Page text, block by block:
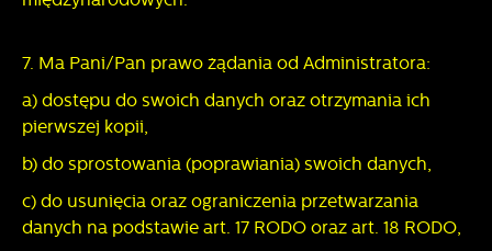
7. Ma Pani/Pan prawo żądania od Administratora:
a) dostępu do swoich danych oraz otrzymania ich
pierwszej kopii,
b) do sprostowania (poprawiania) swoich danych,
c) do usunięcia oraz ograniczenia przetwarzania
danych na podstawie art. 17 RODO oraz art. 18 RODO,